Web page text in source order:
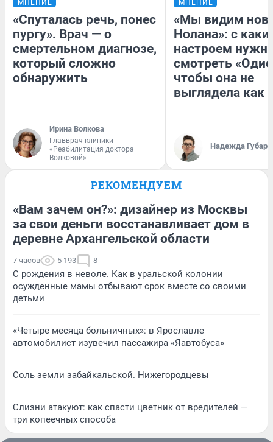
МНЕНИЕ
«Спуталась речь, понес
пургу». Врач — о
смертельном диагнозе,
который сложно
обнаружить
Ирина Волкова
Главврач клиники
«Реабилитация доктора
Волковой»
МНЕНИЕ
«Мы видим
Нолана»: с
настроем
смотреть
чтобы она не
выглядела как
Надежда Губарь
РЕКОМЕНДУЕМ
«Вам зачем он?»: дизайнер из Москвы
за свои деньги восстанавливает дом в
деревне Архангельской области
7 часов 5 193 8
С рождения в неволе. Как в уральской колонии
осужденные мамы отбывают срок вместе со своими
детьми
«Четыре месяца больничных»: в Ярославле
автомобилист изувечил пассажира «Яавтобуса»
Соль земли забайкальской. Нижегородцевы
Слизни атакуют: как спасти цветник от вредителей —
три копеечных способа